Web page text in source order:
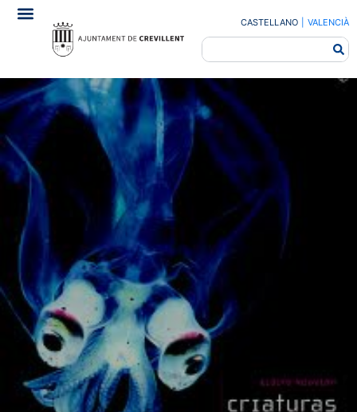
CASTELLANO VALENCIÀ